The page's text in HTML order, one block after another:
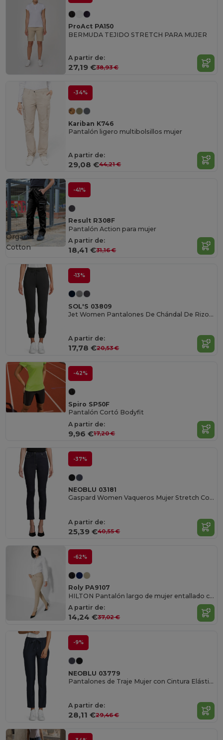
ProAct PA150
BERMUDA TEJIDO STRETCH PARA MUJER
A partir de:
27,19 €38,93 €
-34%
Kariban K746
Pantalón ligero multibolsillos mujer
A partir de:
29,08 €44,21 €
-41%
Result R308F
Pantalón Action para mujer
A partir de:
18,41 €31,16 €
Organic
Cotton
-13%
SOL'S 03809
Jet Women Pantalones De Chándal De Rizo Francés Para Mujer
A partir de:
17,78 €20,53 €
-42%
Spiro SP50F
Pantalón Cortó Bodyfit
A partir de:
9,96 €17,20 €
-37%
NEOBLU 03181
Gaspard Women Vaqueros Mujer Stretch Corte Ajustado
A partir de:
25,39 €40,55 €
-62%
Roly PA9107
HILTON Pantalón largo de mujer entallado con tejido resistente y confortable
A partir de:
14,24 €37,02 €
-9%
NEOBLU 03779
Pantalones de Traje Mujer con Cintura Elástica
A partir de:
28,11 €29,46 €